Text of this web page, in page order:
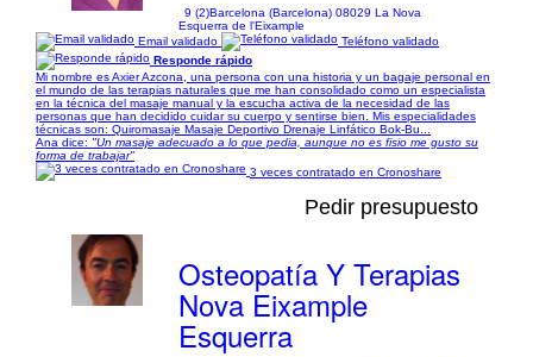
9 (2)Barcelona (Barcelona) 08029 La Nova
Esquerra de l'Eixample
Email validado
Teléfono validado
Responde rápido
Mi nombre es Axier Azcona, una persona con una historia y un bagaje personal en
el mundo de las terapias naturales que me han consolidado como un especialista
en la técnica del masaje manual y la escucha activa de la necesidad de las
personas que han decidido cuidar su cuerpo y sentirse bien. Mis especialidades
técnicas son: Quiromasaje Masaje Deportivo Drenaje Linfático Bok-Bu...
Ana dice: "Un masaje adecuado a lo que pedia, aunque no es fisio me gusto su
forma de trabajar"
3 veces contratado en Cronoshare
Pedir presupuesto
Osteopatía Y Terapias
Nova Eixample
Esquerra